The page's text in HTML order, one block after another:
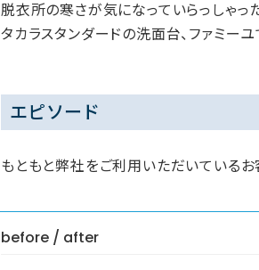
脱衣所の寒さが気になっていらっしゃっ
タカラスタンダードの洗面台、ファミー
エピソード
もともと弊社をご利用いただいているお
before / after